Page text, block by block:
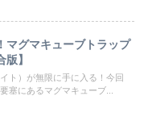
マグマキューブトラップ
】
ト）が無限に手に入る！今回
塞にあるマグマキューブ...